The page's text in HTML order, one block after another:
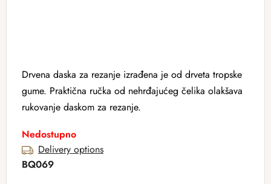
Drvena daska za rezanje izrađena je od drveta tropske
gume. Praktična ručka od nehrđajućeg čelika olakšava
rukovanje daskom za rezanje.
Nedostupno
Delivery options
BQ069